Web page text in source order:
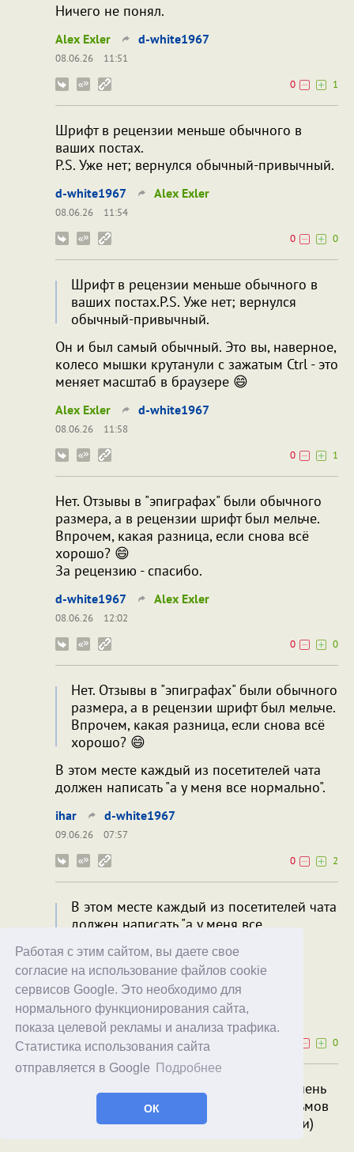
Работая с этим сайтом, вы даете свое
согласие на использование файлов cookie
сервисов Google. Это необходимо для
нормального функционирования сайта,
показа целевой рекламы и анализа трафика.
Статистика использования сайта
отправляется в Google
Подробнее
ОК
Ничего не понял.
Alex Exler d-white1967
08.06.26
11:51
0
1
Шрифт в рецензии меньше обычного в
ваших постах.
P.S. Уже нет; вернулся обычный-привычный.
d-white1967 Alex Exler
08.06.26
11:54
0
0
Шрифт в рецензии меньше обычного в
ваших постах.P.S. Уже нет; вернулся
обычный-привычный.
Он и был самый обычный. Это вы, наверное,
колесо мышки крутанули с зажатым Ctrl - это
меняет масштаб в браузере 😄
Alex Exler d-white1967
08.06.26
11:58
0
1
Нет. Отзывы в "эпиграфах" были обычного
размера, а в рецензии шрифт был мельче.
Впрочем, какая разница, если снова всё
хорошо? 😄
За рецензию - спасибо.
d-white1967 Alex Exler
08.06.26
12:02
0
0
Нет. Отзывы в "эпиграфах" были обычного
размера, а в рецензии шрифт был мельче.
Впрочем, какая разница, если снова всё
хорошо? 😄
В этом месте каждый из посетителей чата
должен написать "а у меня все нормально".
ihar d-white1967
09.06.26
07:57
0
2
В этом месте каждый из посетителей чата
должен написать "а у меня все
нормально".
У меня вот точно все нормально 😄
Alex Exler ihar
09.06.26
22:40
0
>> сюжет у них от конца к началу как-то не очень
склеивается (это свойство очень многих фильмов
об ограблении, исключения там крайне редки)